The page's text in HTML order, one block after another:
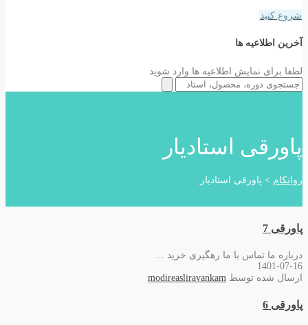
شروع کنید
آخرین اطلاعیه ها
لطفا برای نمایش اطلاعیه ها وارد شوید
پاورقی استادیار
روانکام > پاورقی استادیار
پاورقی 7
درباره ما تماس با ما رهگیری خرید ...
1401-07-16
ارسال شده توسط modireasliravankam
پاورقی 6